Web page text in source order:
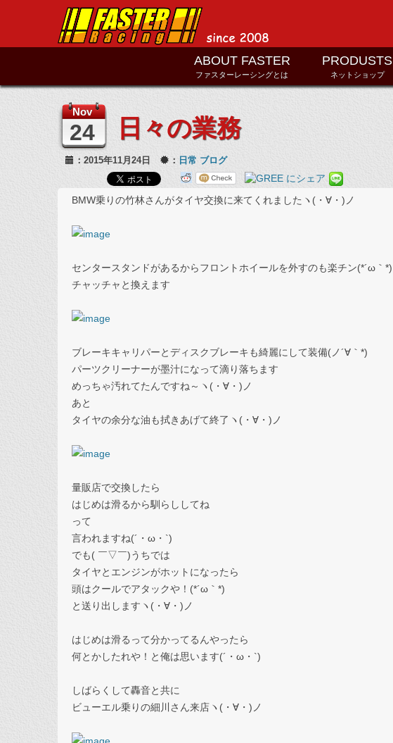
ABOUT FASTER
ファスターレーシングとは
PRODUSTS
ネットショップ
Nov
24 日々の業務
：2015年11月24日 ： 日常 ブログ
BMW乗りの竹林さんがタイヤ交換に来てくれましたヽ(・∀・)ノ
センタースタンドがあるからフロントホイールを外すのも楽チン(*´ω｀*)
チャッチャと換えます
ブレーキキャリパーとディスクブレーキも綺麗にして装備(ノ´∀｀*)
パーツクリーナーが墨汁になって滴り落ちます
めっちゃ汚れてたんですね～ヽ(・∀・)ノ
あと
タイヤの余分な油も拭きあげて終了ヽ(・∀・)ノ
量販店で交換したら
はじめは滑るから馴らししてね
って
言われますね(´・ω・`)
でも( ￣▽￣)うちでは
タイヤとエンジンがホットになったら
頭はクールでアタックや！(*´ω｀*)
と送り出しますヽ(・∀・)ノ
はじめは滑るって分かってるんやったら
何とかしたれや！と俺は思います(´・ω・`)
しばらくして轟音と共に
ビューエル乗りの細川さん来店ヽ(・∀・)ノ